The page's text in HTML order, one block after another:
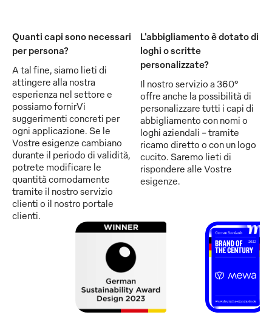
Quanti capi sono necessari
per persona?
A tal fine, siamo lieti di
attingere alla nostra
esperienza nel settore e
possiamo fornirVi
suggerimenti concreti per
ogni applicazione. Se le
Vostre esigenze cambiano
durante il periodo di validità,
potrete modificare le
quantità comodamente
tramite il nostro servizio
clienti o il nostro portale
clienti.
L'abbigliamento è dotato di
loghi o scritte
personalizzate?
Il nostro servizio a 360°
offre anche la possibilità di
personalizzare tutti i capi di
abbigliamento con nomi o
loghi aziendali - tramite
ricamo diretto o con un logo
cucito. Saremo lieti di
rispondere alle Vostre
esigenze.